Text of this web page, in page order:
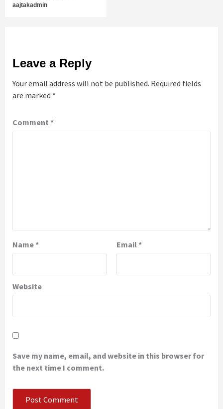
aajtakadmin
Leave a Reply
Your email address will not be published. Required fields
are marked *
Comment *
Name* Email *
Website
Save my name, email, and website in this browser for
the next time I comment.